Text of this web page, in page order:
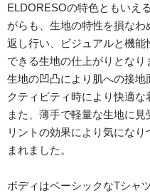
ELDORESOの特色ともいえ
がらも、生地の特性を損な
返し行い、ビジュアルと機
できる生地の仕上がりとなり
生地の凹凸により肌への接
クティビティ時により快適な
また、薄手で軽量な生地に
リントの効果により気にな
まれました。
ボディはベーシックなTシャ